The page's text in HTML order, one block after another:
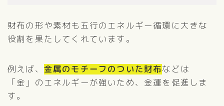
財布の形や素材も五行のエネルギー循環に大きな
役割を果たしてくれています。
例えば、 金属のモチーフのついた財布などは
「金」のエネルギーが強いため、金運を促進しま
す。